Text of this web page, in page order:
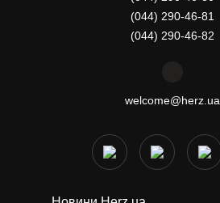
(044) 290-46-81
(044) 290-46-82
welcome@herz.ua